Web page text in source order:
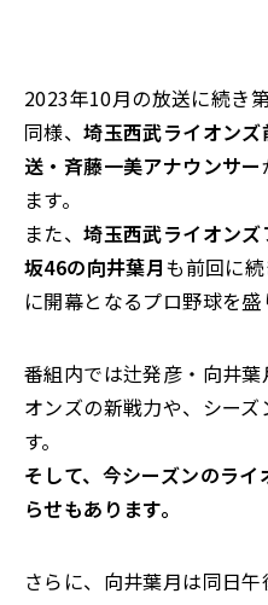
2023年10月の放送に続き
同様、埼玉西武ライオン
送・斉藤一美アナウンサー
ます。
また、埼玉西武ライオン
坂46の向井葉月も前回に
に開幕となるプロ野球を盛
番組内では辻発彦・向井
オンズの新戦力や、シー
す。
そして、今シーズンのラ
らせもあります。
さらに、向井葉月は同日